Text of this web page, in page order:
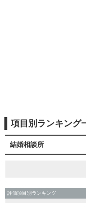
項目別ランキング
結婚相談所
評価項目別ランキング